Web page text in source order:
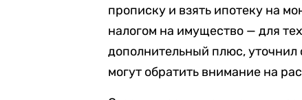
прописку и взять ипотеку на
налогом на имущество — для
дополнительный плюс, уточнил
могут обратить внимание на